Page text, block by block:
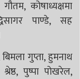
कोषाध्यक्षमा
पाण्डे, सह
गुप्ता, हुमनाथ
पुष्पा पोखरेल,